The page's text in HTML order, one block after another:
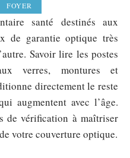
FOYER
santé destinés aux
de garantie optique très
Savoir lire les postes
verres, montures et
directement le reste
augmentent avec l’âge.
de vérification à maîtriser
votre couverture optique.